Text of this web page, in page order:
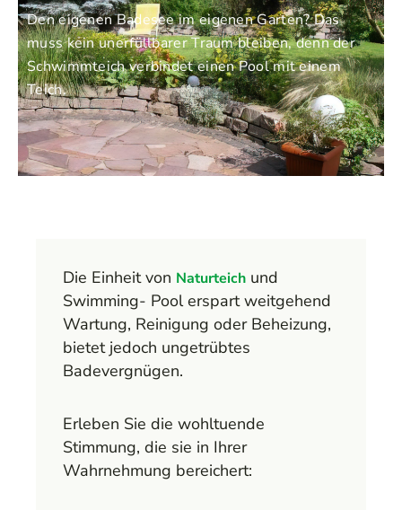
Den eigenen Badesee im eigenen Garten? Das
muss kein unerfüllbarer Traum bleiben, denn der
Schwimmteich verbindet einen Pool mit einem
Teich.
Die Einheit von Naturteich und
Swimming- Pool erspart weitgehend
Wartung, Reinigung oder Beheizung,
bietet jedoch ungetrübtes
Badevergnügen.
Erleben Sie die wohltuende
Stimmung, die sie in Ihrer
Wahrnehmung bereichert: